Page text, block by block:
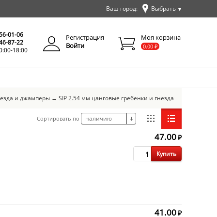
Ваш город: Выбрать ▼
01-06
87-22
18:00
Регистрация
Войти
Моя корзина
0.00 ₽
и джамперы → SIP 2.54 мм цанговые гребенки и гнезда
Сортировать по наличию ⬇
47.00₽
Купить
41.00₽